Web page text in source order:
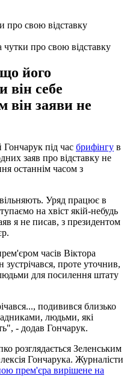
чутки про свою відставку
його
він себе
він заяви не
під час брифінгу в
заяв про відставку не
останнім часом з
Уряд працює в
на хвіст якій-небудь
я не писав, з президентом
часів Віктора
проте уточнив,
для посилення штату
подивився близько
людьми, які
- додав Гончарук.
розглядається Зеленським
Гончарука. Журналісти
прем'єра вирішене на